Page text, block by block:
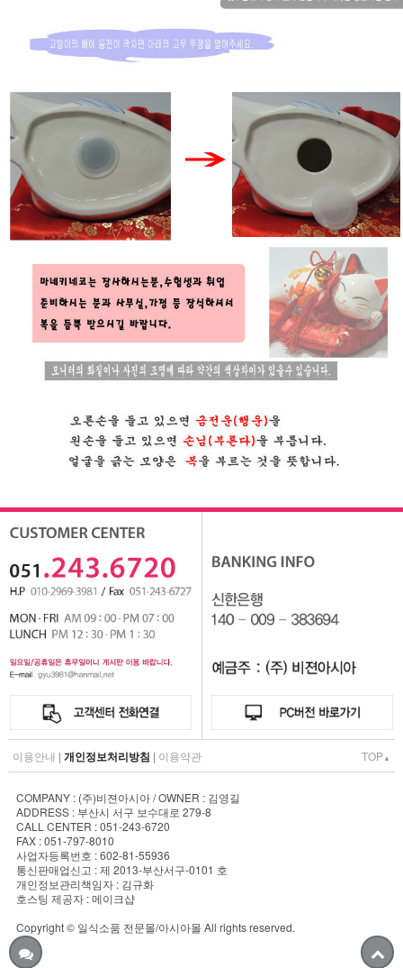
이용안내 | 개인정보처리방침 | 이용약관 TOP▲
COMPANY : (주)비젼아시아 / OWNER : 김영길
ADDRESS : 부산시 서구 보수대로 279-8
CALL CENTER : 051-243-6720
FAX : 051-797-8010
사업자등록번호 : 602-81-55936
통신판매업신고 : 제 2013-부산서구-0101 호
개인정보관리책임자 : 김규화
호스팅 제공자 : 메이크샵
Copyright © 일식소품 전문몰/아시아몰 All rights reserved.